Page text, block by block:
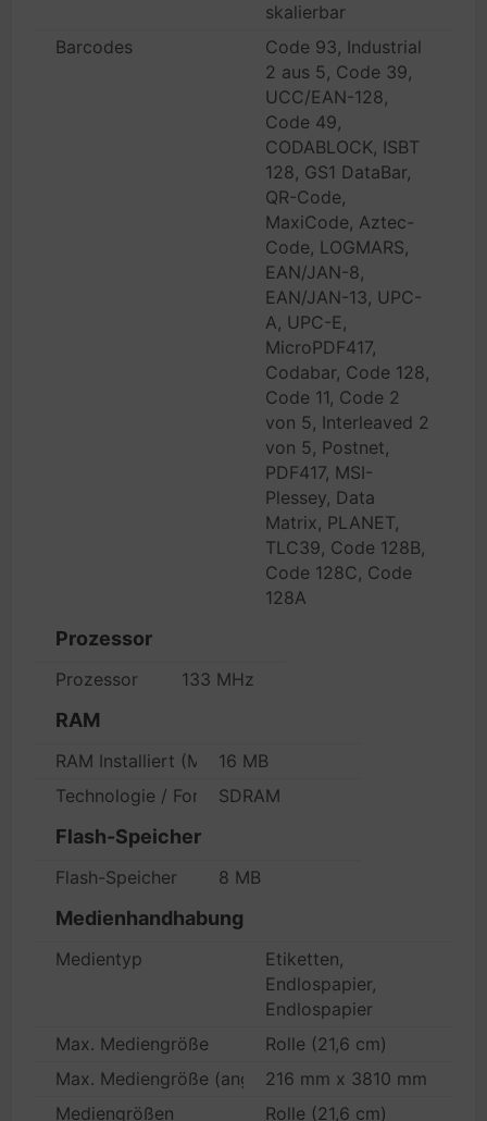
skalierbar
Barcodes
Code 93, Industrial
2 aus 5, Code 39,
UCC/EAN-128,
Code 49,
CODABLOCK, ISBT
128, GS1 DataBar,
QR-Code,
MaxiCode, Aztec-
Code, LOGMARS,
EAN/JAN-8,
EAN/JAN-13, UPC-
A, UPC-E,
MicroPDF417,
Codabar, Code 128,
Code 11, Code 2
von 5, Interleaved 2
von 5, Postnet,
PDF417, MSI-
Plessey, Data
Matrix, PLANET,
TLC39, Code 128B,
Code 128C, Code
128A
Prozessor
Prozessor 133 MHz
RAM
RAM Installiert (Max.)16 MB
Technologie / Formfaktor
SDRAM
Flash-Speicher
Flash-Speicher 8 MB
Medienhandhabung
Medientyp
Etiketten,
Endlospapier,
Endlospapier
Max. Mediengröße
Rolle (21,6 cm)
Max. Mediengröße (angepasst)216 mm x 3810 mm
Mediengrößen
Rolle (21,6 cm)